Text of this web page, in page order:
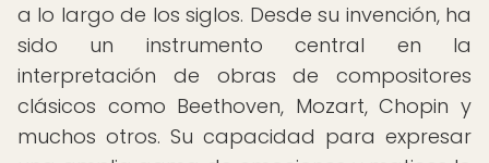
a lo largo de los siglos. Desde su invención, ha
sido un instrumento central en la
interpretación de obras de compositores
clásicos como Beethoven, Mozart, Chopin y
muchos otros. Su capacidad para expresar